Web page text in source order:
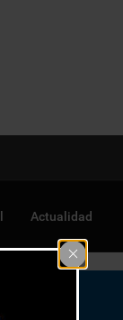
Actualidad